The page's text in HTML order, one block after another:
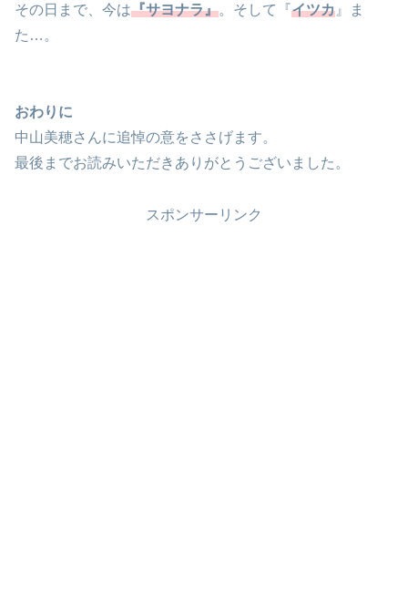
その日まで、今は『サヨナラ』。そして『イツカ 』ま
た…。
おわりに
中山美穂さんに追悼の意をささげます。
最後までお読みいただきありがとうございました。
スポンサーリンク